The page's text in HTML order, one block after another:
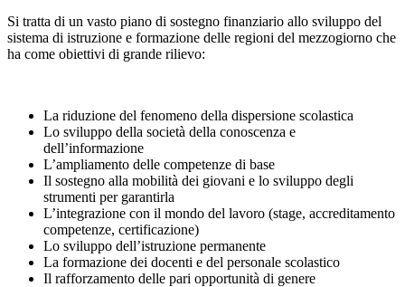
Si tratta di un vasto piano di sostegno finanziario allo sviluppo del
sistema di istruzione e formazione delle regioni del mezzogiorno che
ha come obiettivi di grande rilievo:
La riduzione del fenomeno della dispersione scolastica
Lo sviluppo della società della conoscenza e
dell’informazione
L’ampliamento delle competenze di base
Il sostegno alla mobilità dei giovani e lo sviluppo degli
strumenti per garantirla
L’integrazione con il mondo del lavoro (stage, accreditamento
competenze, certificazione)
Lo sviluppo dell’istruzione permanente
La formazione dei docenti e del personale scolastico
Il rafforzamento delle pari opportunità di genere